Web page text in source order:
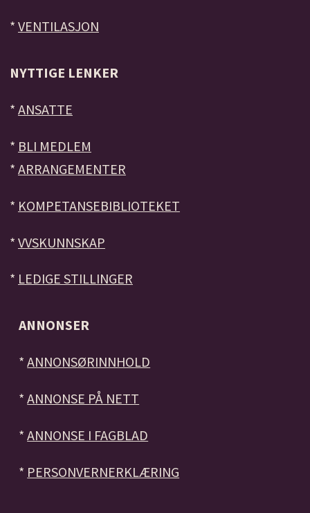
* VENTILASJON
NYTTIGE LENKER
* ANSATTE
* BLI MEDLEM
* ARRANGEMENTER
* KOMPETANSEBIBLIOTEKET
* VVSKUNNSKAP
* LEDIGE STILLINGER
ANNONSER
*ANNONSØRINNHOLD
*ANNONSE PÅ NETT
*ANNONSE I FAGBLAD
* PERSONVERNERKLÆRING